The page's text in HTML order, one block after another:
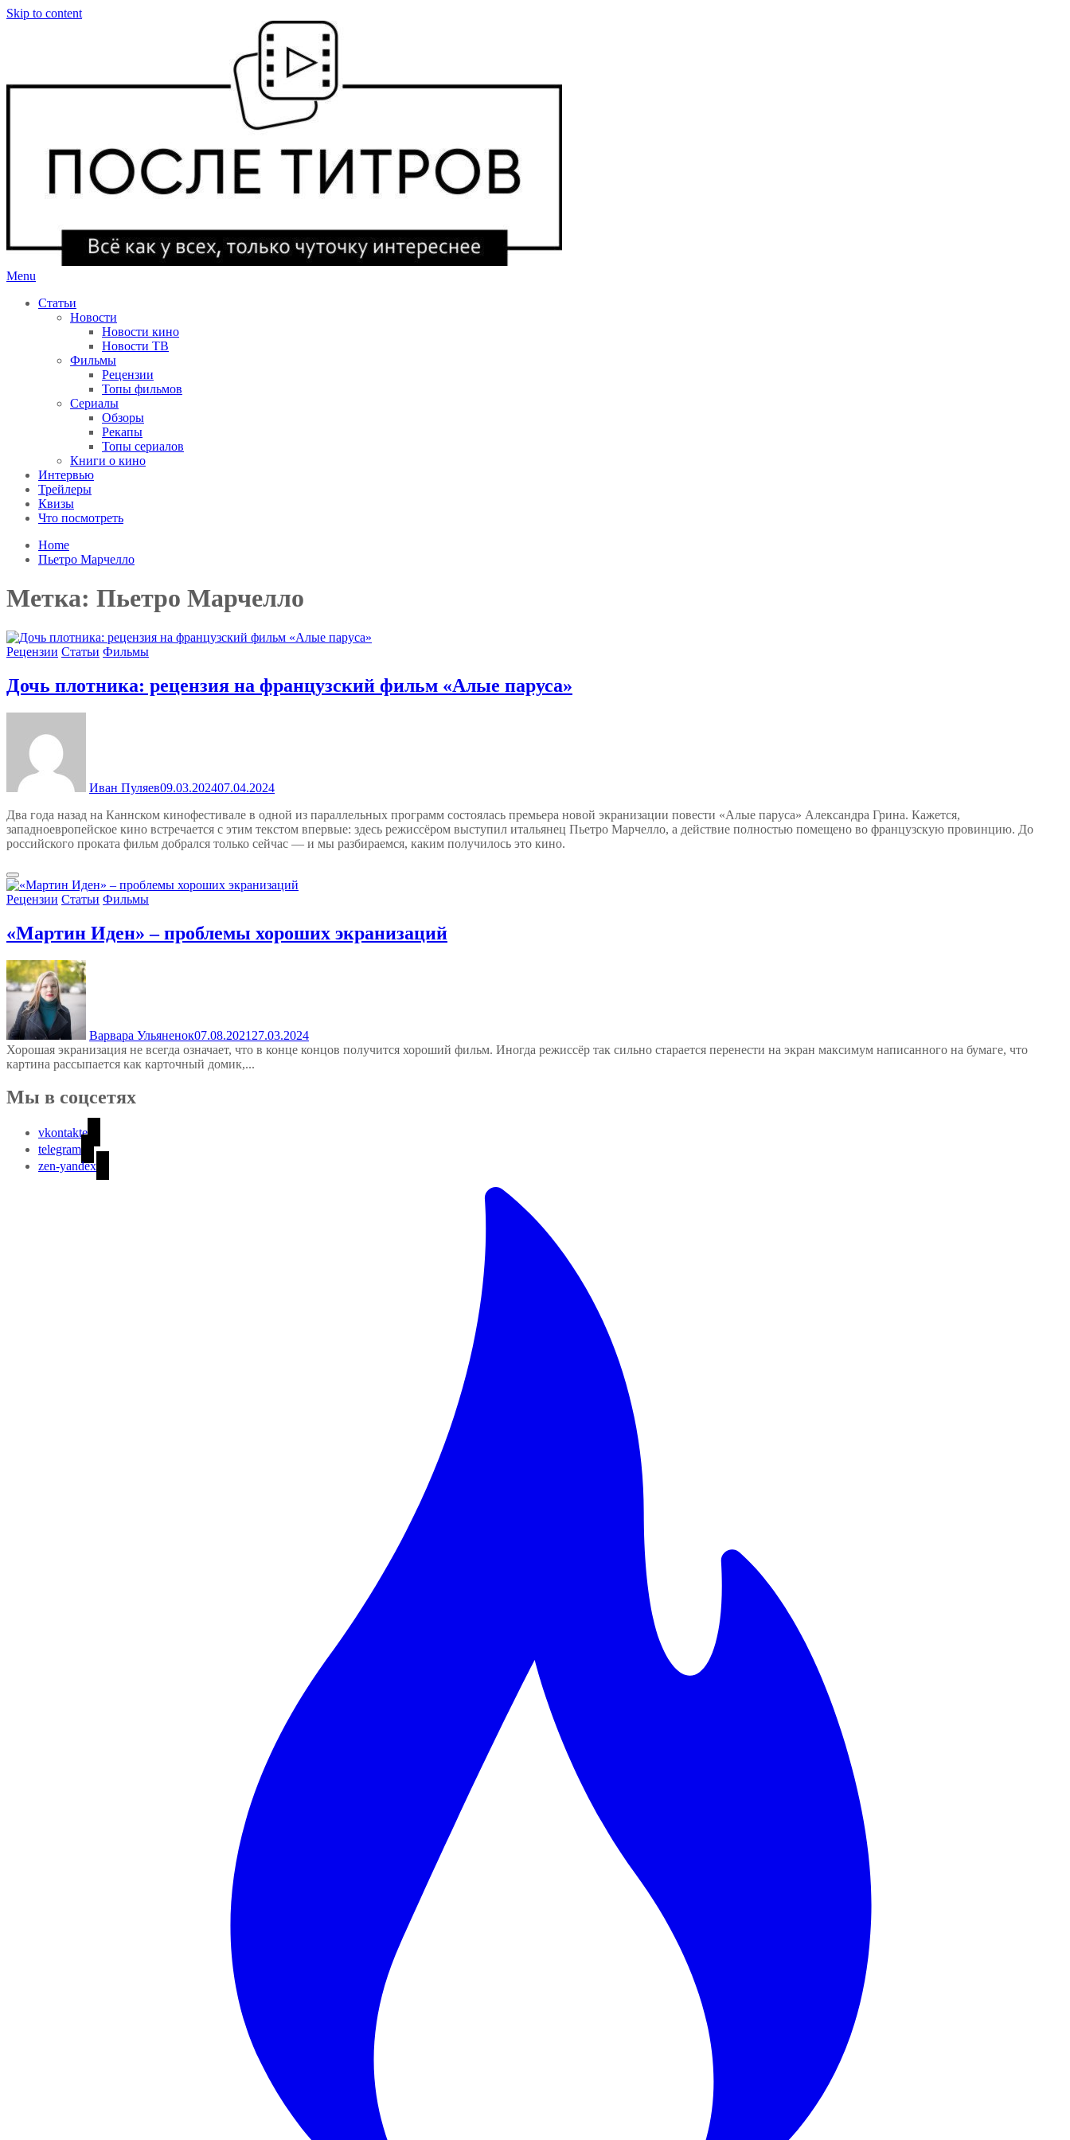
Skip to content
Menu
Статьи
Новости
Новости кино
Новости ТВ
Фильмы
Рецензии
Топы фильмов
Сериалы
Обзоры
Рекапы
Топы сериалов
Книги о кино
Интервью
Трейлеры
Квизы
Что посмотреть
Home
Пьетро Марчелло
Метка: Пьетро Марчелло
Рецензии Статьи Фильмы
Дочь плотника: рецензия на французский фильм «Алые паруса»
Иван Пуляев09.03.202407.04.2024
Два года назад на Каннском кинофестивале в одной из параллельных программ состоялась премьера новой экранизации повести «Алые паруса» Александра Грина. Кажется,
западноевропейское кино встречается с этим текстом впервые: здесь режиссёром выступил итальянец Пьетро Марчелло, а действие полностью помещено во французскую провинцию. До
российского проката фильм добрался только сейчас — и мы разбираемся, каким получилось это кино.
Рецензии Статьи Фильмы
«Мартин Иден» – проблемы хороших экранизаций
Варвара Ульяненок07.08.2021 27.03.2024
Хорошая экранизация не всегда означает, что в конце концов получится хороший фильм. Иногда режиссёр так сильно старается перенести на экран максимум написанного на бумаге, что
картина рассыпается как карточный домик,...
Мы в соцсетях
vkontakte
telegram
zen-yandex